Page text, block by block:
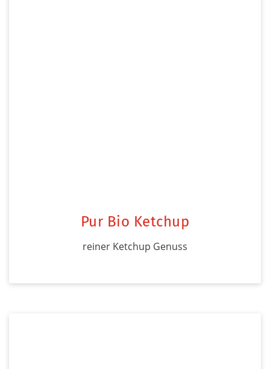
Pur Bio Ketchup
reiner Ketchup Genuss